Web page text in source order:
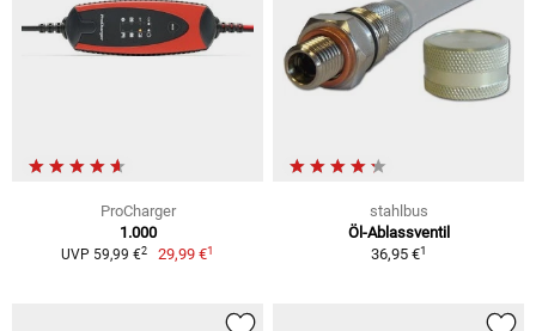
ProCharger
1.000
UVP 59,99 €2 29,99 €1
stahlbus
Öl-Ablassventil
36,95 €1